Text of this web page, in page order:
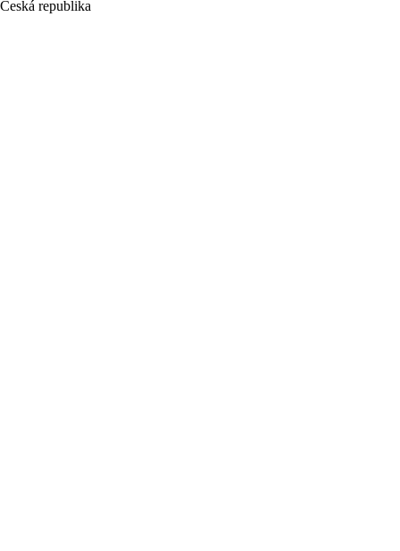
Česká republika